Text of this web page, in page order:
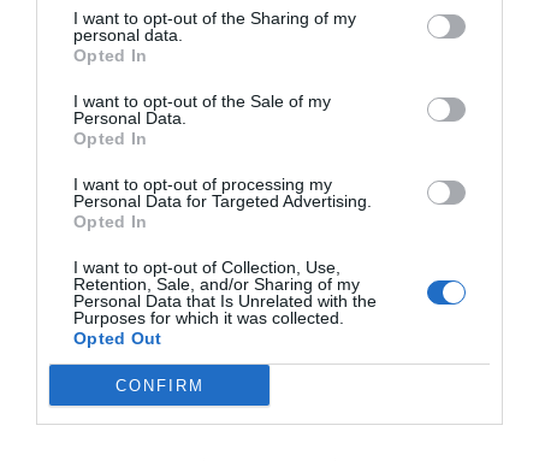
I want to opt-out of the Sharing of my
personal data.
Opted In
I want to opt-out of the Sale of my
Personal Data.
Opted In
I want to opt-out of processing my
Personal Data for Targeted Advertising.
Opted In
I want to opt-out of Collection, Use,
Retention, Sale, and/or Sharing of my
Personal Data that Is Unrelated with the
Purposes for which it was collected.
Opted Out
CONFIRM
ESPAÑA
Yolanda Díaz, el penúltimo fiasco del
Gobierno Sánchez, escaso en reputación e
ser la número dos de la OIT
Cristina Martín
INTERNACIONAL
Colombia. De la Espriella toma posesión
como presidente, entre amenazas terroristas
del ELN y el sabotaje de la Izquierda
José Ángel Gutiérrez 06/08/26 12:35
OPINIÓN
Vox pide devolver a los hijos con sus padres...
y es fascista...el PNV opina lo mismo... y es
progresista